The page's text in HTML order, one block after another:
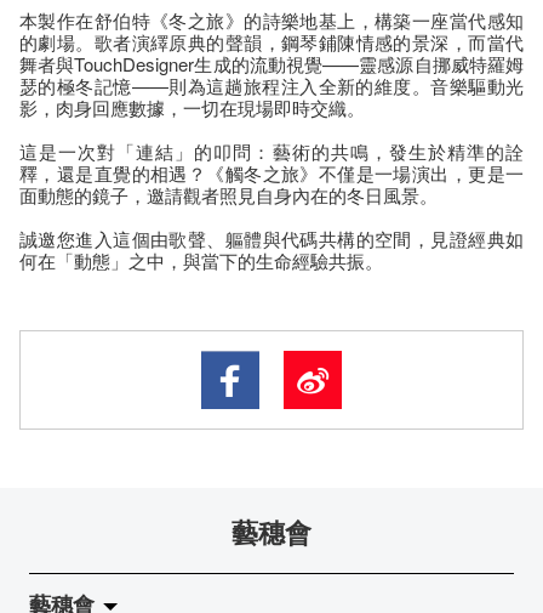
本製作在舒伯特《冬之旅》的詩樂地基上，構築一座當代感知
的劇場。歌者演繹原典的聲韻，鋼琴鋪陳情感的景深，而當代
舞者與TouchDesigner生成的流動視覺——靈感源自挪威特羅姆
瑟的極冬記憶——則為這趟旅程注入全新的維度。音樂驅動光
影，肉身回應數據，一切在現場即時交織。
這是一次對「連結」的叩問：藝術的共鳴，發生於精準的詮
釋，還是直覺的相遇？《觸冬之旅》不僅是一場演出，更是一
面動態的鏡子，邀請觀者照見自身內在的冬日風景。
誠邀您進入這個由歌聲、軀體與代碼共構的空間，見證經典如
何在「動態」之中，與當下的生命經驗共振。
藝穗會
藝穗會